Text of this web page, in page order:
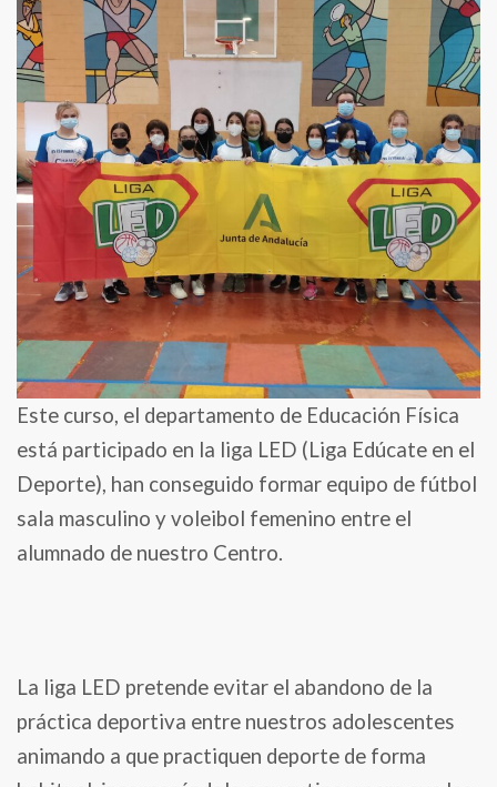
LED
en
voleibol
y
fútbol
Este curso, el departamento de Educación Física
está participado en la liga LED (Liga Edúcate en el
Deporte), han conseguido formar equipo de fútbol
sala masculino y voleibol femenino entre el
alumnado de nuestro Centro.
La liga LED pretende evitar el abandono de la
práctica deportiva entre nuestros adolescentes
animando a que practiquen deporte de forma